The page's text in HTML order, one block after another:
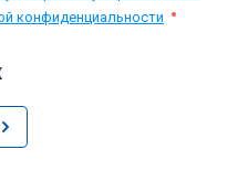
конфиденциальности